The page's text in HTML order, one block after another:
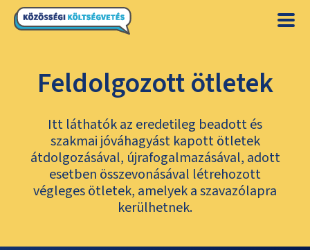
Feldolgozott ötletek
Itt láthatók az eredetileg beadott és
szakmai jóváhagyást kapott ötletek
átdolgozásával, újrafogalmazásával, adott
esetben összevonásával létrehozott
végleges ötletek, amelyek a szavazólapra
kerülhetnek.